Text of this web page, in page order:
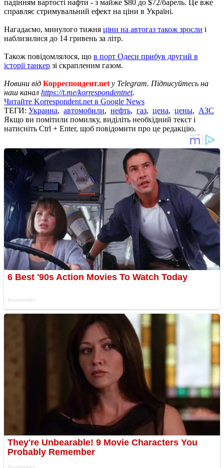
падінням вартості нафти - з майже $80 до $72/барель. Це вже
справляє стримувальний ефект на ціни в Україні.
Нагадаємо, минулого тижня ціни на автогаз також зросли і
наблизилися до 14 гривень за літр.
Також повідомлялося, що в порт Одеси прибув другий в
історії танкер зі скрапленим газом.
Новини від Корреспондент.net у Telegram. Підписуйтесь на
наш канал https://t.me/korrespondentnet.
Читайте Korrespondent.net в Google News
ТЕГИ: Украина, автомобили, нефть, газ, цена, цены, АЗС
Якщо ви помітили помилку, виділіть необхідний текст і
натисніть Ctrl + Enter, щоб повідомити про це редакцію.